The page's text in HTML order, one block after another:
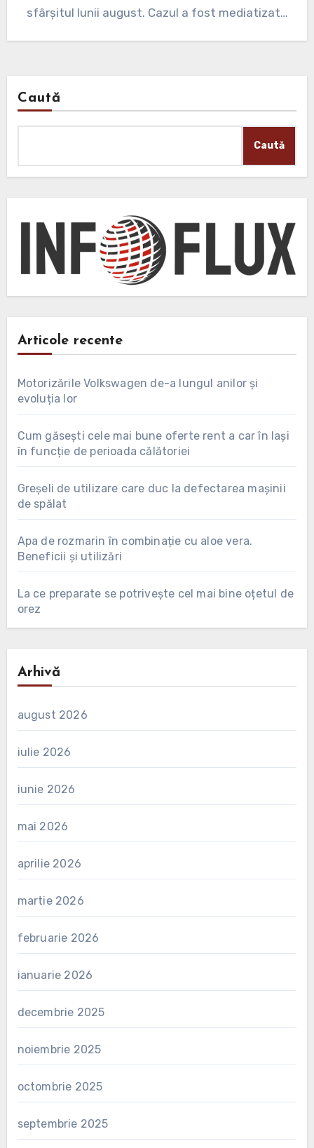
sfârșitul lunii august. Cazul a fost mediatizat…
Caută
Caută
Articole recente
Motorizările Volkswagen de-a lungul anilor și
evoluția lor
Cum găsești cele mai bune oferte rent a car în Iași
în funcție de perioada călătoriei
Greșeli de utilizare care duc la defectarea mașinii
de spălat
Apa de rozmarin în combinație cu aloe vera.
Beneficii și utilizări
La ce preparate se potrivește cel mai bine oțetul de
orez
Arhivă
august 2026
iulie 2026
iunie 2026
mai 2026
aprilie 2026
martie 2026
februarie 2026
ianuarie 2026
decembrie 2025
noiembrie 2025
octombrie 2025
septembrie 2025